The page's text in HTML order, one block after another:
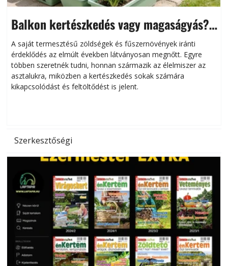
Balkon kertészkedés vagy magaságyás?
Helytakarékos kertészkedés
A saját termesztésű zöldségek és fűszernövények iránti
érdeklődés az elmúlt években látványosan megnőtt. Egyre
többen szeretnék tudni, honnan származik az élelmiszer az
asztalukra, miközben a kertészkedés sokak számára
kikapcsolódást és feltöltődést is jelent.
Szerkesztőségi